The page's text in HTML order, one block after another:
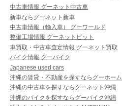
中古車情報 グーネット中古車
新車ならグーネット新車
中古車情報（輸入車） グーワールド
整備工場情報 グーネットピット
車買取・中古車査定情報 グーネット買取
バイク情報 グーバイク
Japanese used cars
沖縄の賃貸・不動産を探すならグーホーム
沖縄の中古車を探すならグーネット沖縄
沖縄のバイクを探すならグーバイク沖縄